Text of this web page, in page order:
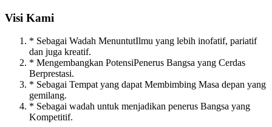
Visi Kami
* Sebagai Wadah MenuntutIlmu yang lebih inofatif, pariatif
dan juga kreatif.
* Mengembangkan PotensiPenerus Bangsa yang Cerdas
Berprestasi.
* Sebagai Tempat yang dapat Membimbing Masa depan yang
gemilang.
* Sebagai wadah untuk menjadikan penerus Bangsa yang
Kompetitif.